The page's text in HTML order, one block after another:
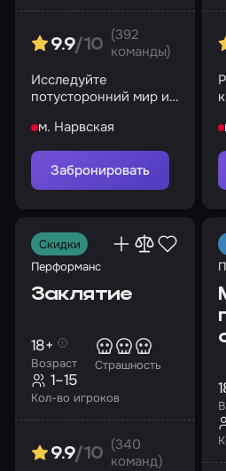
9.9/10
(392
команды)
Исследуйте
потусторонний мир и
м. Нарвская
Забронировать
Скидки
Перформанс
Заклятие
Возраст
18+
Страшность
Кол-во игроков
1–15
9.9/10
(340
команд)